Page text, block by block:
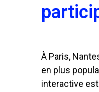
À Paris,
en plus
interactive